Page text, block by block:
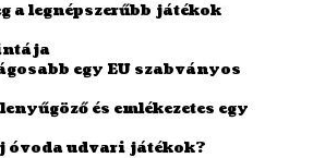
a legnépszerűbb játékok
egy EU szabványos
és emlékezetes egy
óvoda udvari játékok?